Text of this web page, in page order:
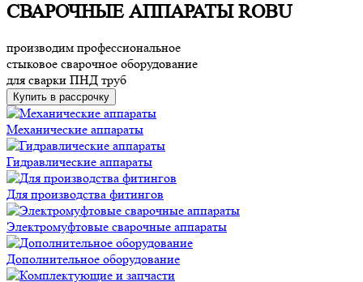
СВАРОЧНЫЕ АППАРАТЫ ROBU
производим профессиональное
стыковое сварочное оборудование
для сварки ПНД труб
Купить в рассрочку
Механические аппараты
Гидравлические аппараты
Для производства фитингов
Электромуфтовые сварочные аппараты
Дополнительное оборудование